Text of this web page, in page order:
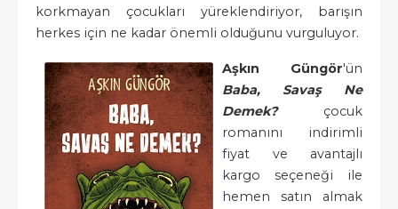
korkmayan çocukları yüreklendiriyor, barışın
herkes için ne kadar önemli olduğunu vurguluyor.
Aşkın Güngör'ün
Baba, Savaş Ne
Demek?çocuk
romanını indirimli
fiyat ve avantajlı
kargo seçeneği ile
hemen satın almak